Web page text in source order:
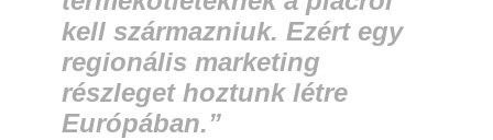
kell származniuk. Ezért egy
regionális marketing
részleget hoztunk létre
Európában.”